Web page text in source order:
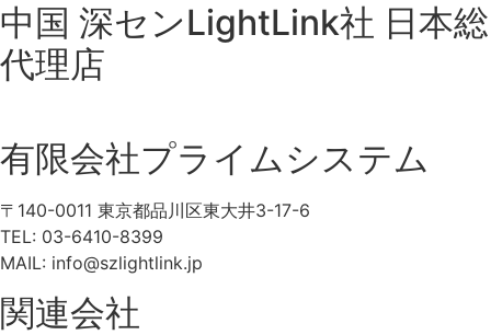
中国 深センLightLink社 日本総
代理店
有限会社プライムシステム
〒140-0011 東京都品川区東大井3-17-6
TEL: 03-6410-8399
MAIL: info@szlightlink.jp
関連会社